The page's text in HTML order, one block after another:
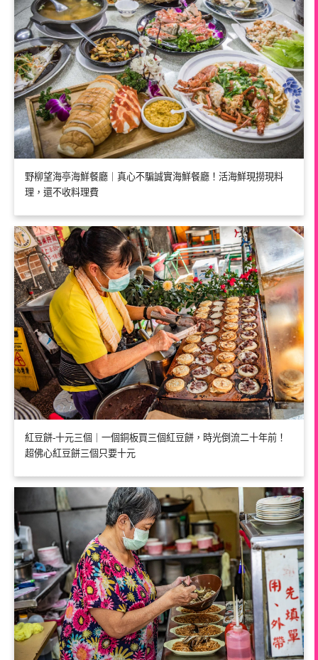
野柳望海亭海鮮餐廳｜真心不騙誠實海鮮餐廳！活海鮮現撈現料
理，還不收料理費
紅豆餅-十元三個｜一個銅板買三個紅豆餅，時光倒流二十年前！
超佛心紅豆餅三個只要十元